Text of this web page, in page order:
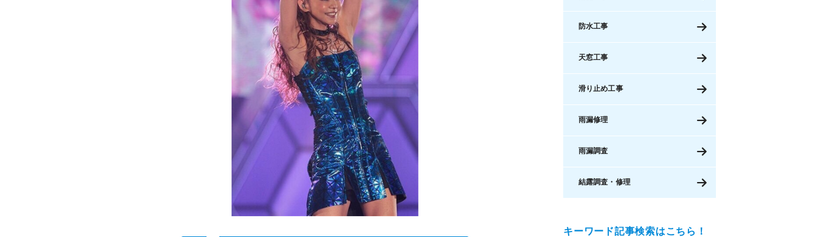
防水工事
天窓工事
滑り止め工事
雨漏修理
雨漏調査
結露調査・修理
キーワード記事検索はこちら！